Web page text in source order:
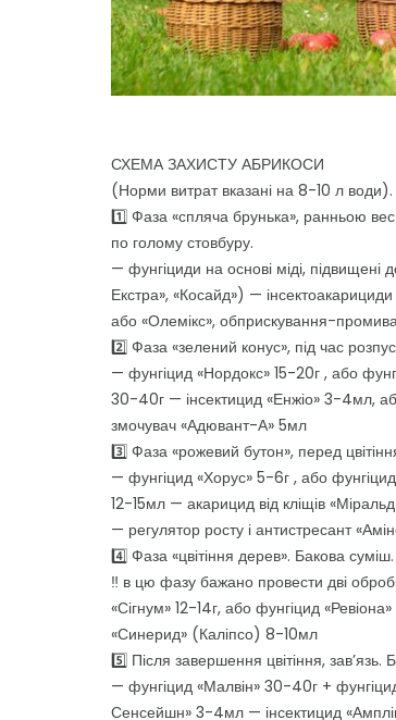
СХЕМА ЗАХИСТУ АБРИКОСИ
(Норми витрат вказані на 8-10 л води).
1️⃣ Фаза «спляча брунька», ранньою
по голому стовбуру.
— фунгіциди на основі міді,
Екстра», «Косайд») — інсектоакарициди
або «Олемікс», обприскування-
2️⃣ Фаза «зелений конус», під час
— фунгіцид «Нордокс» 15-20г , або
30-40г — інсектицид «Енжіо» 3-4мл,
змочувач «Адювант-А» 5мл
3️⃣ Фаза «рожевий бутон», перед
— фунгіцид «Хорус» 5-6г , або
12-15мл — акарицид від кліщів
— регулятор росту і антистресант
4️⃣ Фаза «цвітіння дерев». Бакова суміш.
‼️ в цю фазу бажано провести дві
«Сігнум» 12-14г, або фунгіцид
«Синерид» (Каліпсо) 8-10мл
5️⃣ Після завершення цвітіння, завʼязь.
— фунгіцид «Малвін» 30-40г +
Сенсейшн» 3-4мл — інсектицид